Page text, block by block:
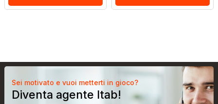
Sei motivato e vuoi metterti in gioco?
Diventa agente Itab!